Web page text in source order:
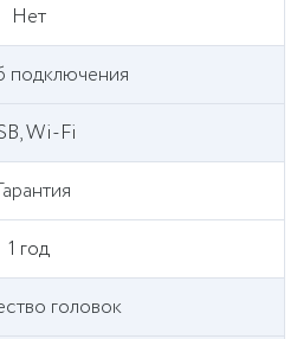
Нет
подключения
Wi-Fi
1 год
головок